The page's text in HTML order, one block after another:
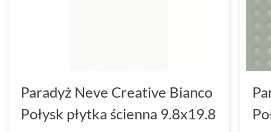
Paradyż Neve Creative Bianco
Połysk płytka ścienna 9.8x19.8